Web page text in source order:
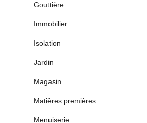
Gouttière
Immobilier
Isolation
Jardin
Magasin
Matières premières
Menuiserie